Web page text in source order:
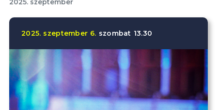
2025. szeptember
2025. szeptember 6. szombat 13.30